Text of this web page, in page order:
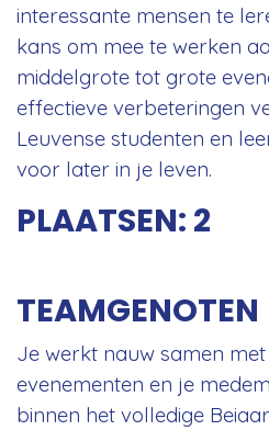
interessante mensen te
kans om mee te werken
middelgrote tot grote
effectieve verbeteringen
Leuvense studenten en
voor later in je leven.
PLAATSEN: 2
TEAMGENOTEN
Je werkt nauw samen
evenementen en je
binnen het volledige